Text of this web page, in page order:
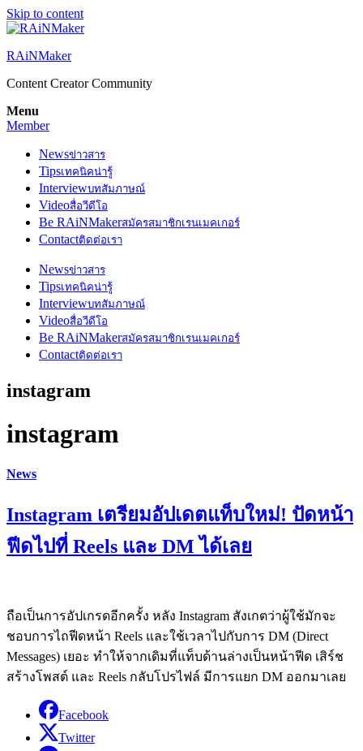
Skip to content
RAiNMaker
Content Creator Community
Menu
Member
Newsข่าวสาร
Tipsเทคนิคน่ารู้
Interviewบทสัมภาษณ์
Videoสื่อวีดีโอ
Be RAiNMakerสมัครสมาชิกเรนเมคเกอร์
Contactติดต่อเรา
Newsข่าวสาร
Tipsเทคนิคน่ารู้
Interviewบทสัมภาษณ์
Videoสื่อวีดีโอ
Be RAiNMakerสมัครสมาชิกเรนเมคเกอร์
Contactติดต่อเรา
instagram
instagram
News
Instagram เตรียมอัปเดตแท็บใหม่! ปัดหน้า
ฟีดไปที่ Reels และ DM ได้เลย
ถือเป็นการอัปเกรดอีกครั้ง หลัง Instagram สังเกตว่าผู้ใช้มักจะ
ชอบการไถฟีดหน้า Reels และใช้เวลาไปกับการ DM (Direct
Messages) เยอะ ทำให้จากเดิมที่แท็บด้านล่างเป็นหน้าฟีด เสิร์ช
สร้างโพสต์ และ Reels กลับโปรไฟล์ มีการแยก DM ออกมาเลย
Facebook
Twitter